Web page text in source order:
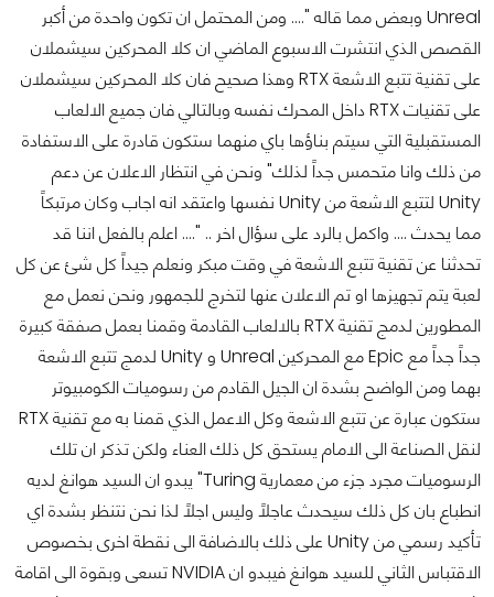
Unreal وبعض مما قاله ".... ومن المحتمل ان تكون واحدة من أكبر
القصص الذي انتشرت الاسبوع الماضي ان كلا المحركين سيشملان
على تقنية تتبع الاشعة RTX وهذا صحيح فان كلا المحركين سيشملان
على تقنيات RTX داخل المحرك نفسه وبالتالي فان جميع الالعاب
المستقبلية التي سيتم بناؤها باي منهما ستكون قادرة على الاستفادة
من ذلك وانا متحمس جداً لذلك" ونحن في انتظار الاعلان عن دعم
Unity لتتبع الاشعة من Unity نفسها واعتقد انه اجاب وكان مرتبكاً
مما يحدث .... واكمل بالرد على سؤال اخر .. ".... اعلم بالفعل اننا قد
تحدثنا عن تقنية تتبع الاشعة في وقت مبكر ونعلم جيداً كل شئ عن كل
لعبة يتم تجهيزها او تم الاعلان عنها لتخرج للجمهور ونحن نعمل مع
المطورين لدمج تقنية RTX بالالعاب القادمة وقمنا بعمل صفقة كبيرة
جداً جداً مع Epic مع المحركين Unreal و Unity لدمج تتبع الاشعة
بهما ومن الواضح بشدة ان الجيل القادم من رسوميات الكومبيوتر
ستكون عبارة عن تتبع الاشعة وكل الاعمل الذي قمنا به مع تقنية RTX
لنقل الصناعة الى الامام يستحق كل ذلك العناء ولكن تذكر ان تلك
الرسوميات مجرد جزء من معمارية Turing" يبدو ان السيد هوانغ لديه
انطباع بان كل ذلك سيحدث عاجلاً وليس اجلاً لذا نحن نتنظر بشدة اي
تأكيد رسمي من Unity على ذلك بالاضافة الى نقطة اخرى بخصوص
الاقتباس الثاني للسيد هوانغ فيبدو ان NVIDIA تسعى وبقوة الى اقامة